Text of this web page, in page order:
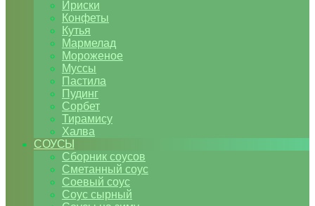
Ириски
Конфеты
Кутья
Мармелад
Мороженое
Муссы
Пастила
Пудинг
Сорбет
Тирамису
Халва
СОУСЫ
Сборник соусов
Сметанный соус
Соевый соус
Соус сырный